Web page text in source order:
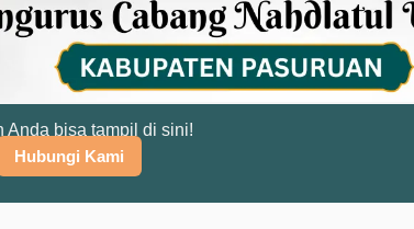
Anda bisa tampil di sini!
Hubungi Kami